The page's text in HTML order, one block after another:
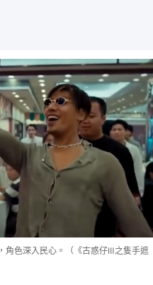
角色深入民心。（《古惑仔Ⅲ之隻手遮